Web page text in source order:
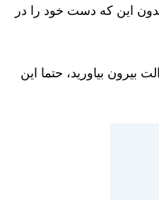
این که دست خود را در
بیرون بیاورید، حتما این